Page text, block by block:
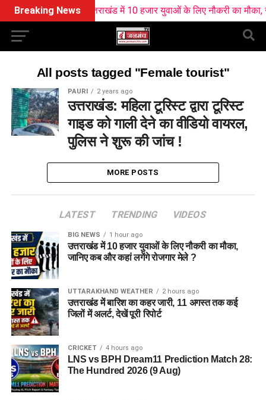
Breaking Newsउत्तराखंड में 10 हजार युवाओं के लिए नौकरी का मौका,
All posts tagged "Female tourist"
PAURI 2 years ago
उत्तराखंड: महिला टूरिस्ट द्वारा टूरिस्ट
गाइड को गाली देने का वीडियो वायरल,
पुलिस ने शुरू की जांच !
MORE POSTS
LATEST TRENDING VIDEOS
BIG NEWS 1 hour ago
उत्तराखंड में 10 हजार युवाओं के लिए नौकरी का मौका,
जानिए कब और कहां लगेंगे रोजगार मेले ?
UTTARAKHAND WEATHER 2 hours ago
उत्तराखंड में बारिश का कहर जारी, 11 अगस्त तक कई
जिलों में अलर्ट, देखें पूरी रिपोर्ट
CRICKET 4 hours ago
LNS vs BPH Dream11 Prediction Match 28:
The Hundred 2026 (9 Aug)